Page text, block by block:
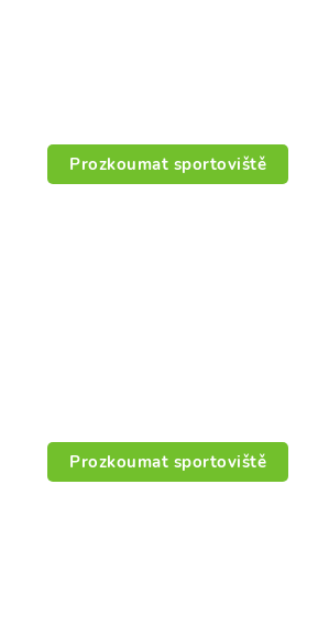
Prozkoumat sportoviště
Prozkoumat sportoviště